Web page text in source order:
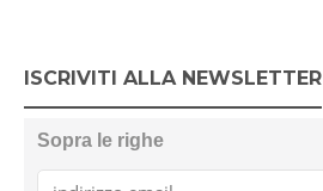
ISCRIVITI ALLA NEWSLETTER
Sopra le righe